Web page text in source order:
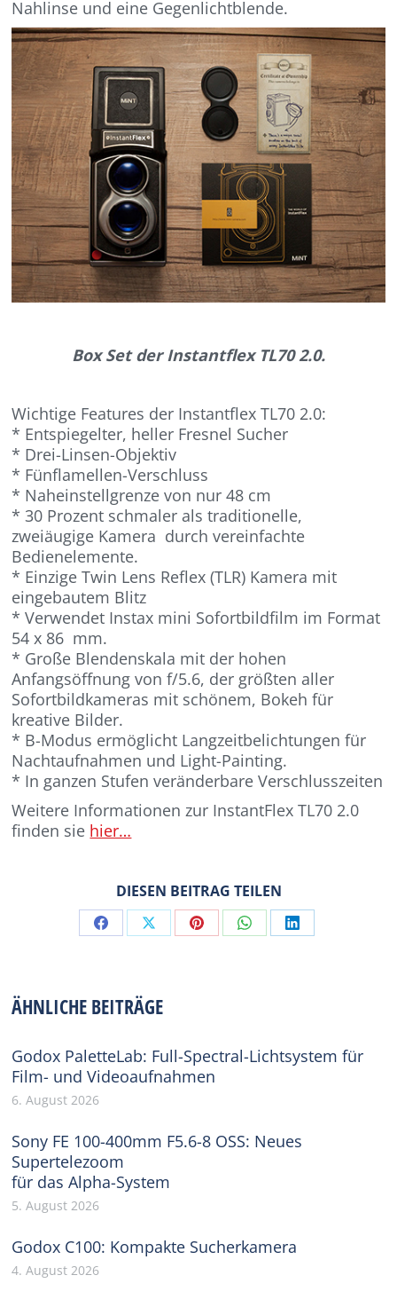
Nahlinse und eine Gegenlichtblende.
Box Set der Instantflex TL70 2.0.
Wichtige Features der Instantflex TL70 2.0:
* Entspiegelter, heller Fresnel Sucher
* Drei-Linsen-Objektiv
* Fünflamellen-Verschluss
* Naheinstellgrenze von nur 48 cm
* 30 Prozent schmaler als traditionelle,
zweiäugige Kamera durch vereinfachte
Bedienelemente.
* Einzige Twin Lens Reflex (TLR) Kamera mit
eingebautem Blitz
* Verwendet Instax mini Sofortbildfilm im Format
54 x 86 mm.
* Große Blendenskala mit der hohen
Anfangsöffnung von f/5.6, der größten aller
Sofortbildkameras mit schönem, Bokeh für
kreative Bilder.
* B-Modus ermöglicht Langzeitbelichtungen für
Nachtaufnahmen und Light-Painting.
* In ganzen Stufen veränderbare Verschlusszeiten
Weitere Informationen zur InstantFlex TL70 2.0
finden sie hier…
DIESEN BEITRAG TEILEN
Share Share Share Share Share
ÄHNLICHE BEITRÄGE
Godox PaletteLab: Full-Spectral-Lichtsystem für
Film- und Videoaufnahmen
6. August 2026
Sony FE 100-400mm F5.6-8 OSS: Neues
Supertelezoom
für das Alpha-System
5. August 2026
Godox C100: Kompakte Sucherkamera
4. August 2026